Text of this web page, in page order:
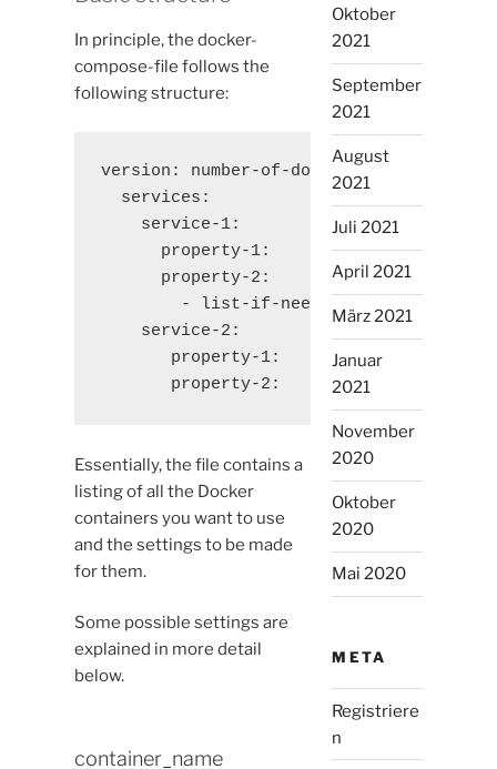
In principle, the docker-
compose-file follows the
following structure:
version: number-of-docker-version
  services:
    service-1:
      property-1:
      property-2:
        - list-if-needed
    service-2:
       property-1:
       property-2:
Essentially, the file contains a
listing of all the Docker
containers you want to use
and the settings to be made
for them.
Some possible settings are
explained in more detail
below.
container_name
Oktober
2021
September
2021
August
2021
Juli 2021
April 2021
März 2021
Januar
2021
November
2020
Oktober
2020
Mai 2020
META
Registriere
n